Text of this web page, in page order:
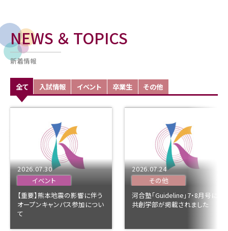
NEWS ＆ TOPICS
新着情報
全て 入試情報 イベント 卒業生 その他
2026.07.30
イベント
【重要】熊本地震の影響に伴う
オープンキャンパス参加につい
て
2026.07.24
その他
河合塾「Guideline」7・8月号に
共創学部が掲載されました